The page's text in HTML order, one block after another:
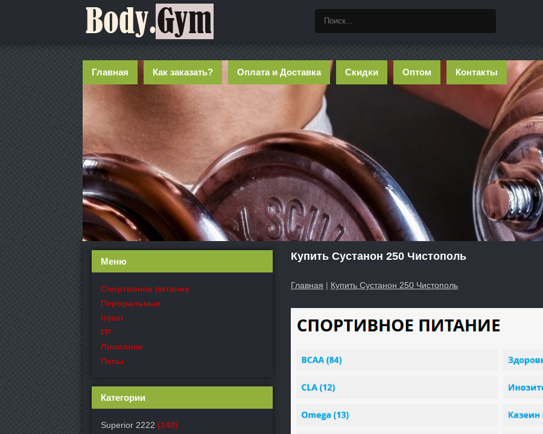
Главная Как заказать? Оплата и Доставка Скидки Оптом Контакты
Купить Сустанон 250 Чистополь
Главная | Купить Сустанон 250 Чистополь
Меню
Спортивное питание
Пероральные
Inject
ГР
Липолики
Пепы
Категории
Superior 2222 (143)